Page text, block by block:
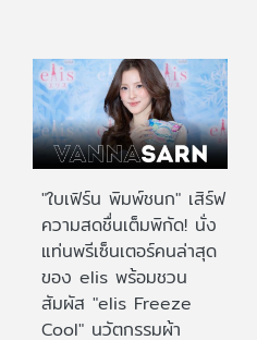
"ใบเฟิร์น พิมพ์ชนก" เสิร์ฟ
ความสดชื่นเต็มพิกัด! นั่ง
แท่นพรีเซ็นเตอร์คนล่าสุด
ของ elis พร้อมชวน
สัมผัส "elis Freeze
Cool" นวัตกรรมผ้า